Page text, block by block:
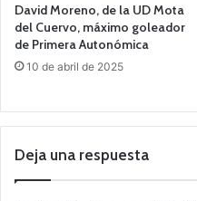
David Moreno, de la UD Mota
del Cuervo, máximo goleador
de Primera Autonómica
10 de abril de 2025
Deja una respuesta